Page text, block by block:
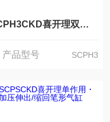
SCPH3CKD喜开理双作用・微速型笔形气缸
产品型号 SCPH3